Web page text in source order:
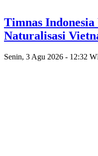
Timnas
Naturalisasi
Senin, 3 Agu 2026 - 12:32